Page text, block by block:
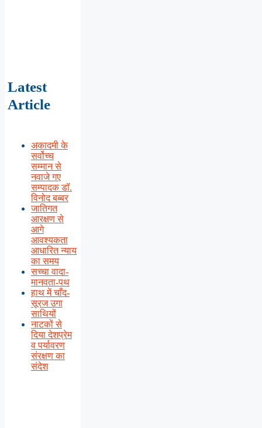
Latest
Article
अकादमी के
सर्वोच्च
सम्मान से
नवाजे गए
सम्पादक डॉ.
विनोद बब्बर
जातिगत
आरक्षण से
आगे
आवश्यकता
आधारित न्याय
का समय
सच्चा वादा-
मानवता-पथ
हाथ में चाँद-
सूरज उगा
साथियों
नाटकों से
दिया देशप्रेम
व पर्यावरण
संरक्षण का
संदेश